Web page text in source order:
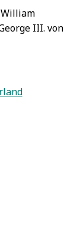
III. von